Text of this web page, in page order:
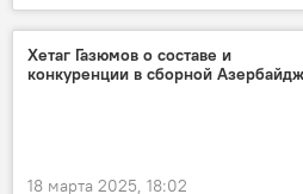
Футбол
Сборная
национальная команда
Отставка
АФФА
Хетаг Газюмов о составе и
конкуренции в сборной
18 марта 2025, 18:02